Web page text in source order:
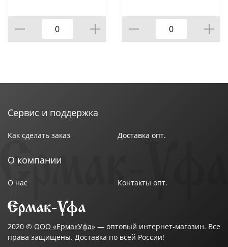
(КОР=12ШТ)
Сервис и поддержка
Как сделать заказ Доставка опт.
О компании
О нас Контакты опт.
2020 © ООО «ЕрмакУфа» — оптовый интернет-магазин. Все
права защищены. Доставка по всей России!